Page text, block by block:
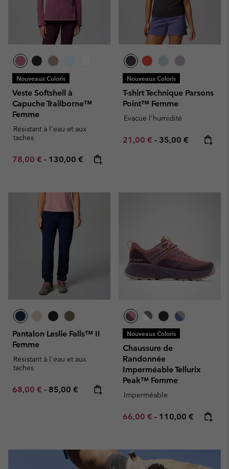
Nouveaux Coloris
Veste Softshell à
Capuche Trailborne™
Femme
Résistant à l'eau et aux
taches
Minimum sale price:
78,00 € - Maximum price:
130,00 €
Nouveaux Coloris
T-shirt Technique Parsons
Point™ Femme
Evacue l'humidité
Minimum sale price:
21,00 € - Maximum price:
35,00 €
Pantalon Leslie Falls™ II
Femme
Résistant à l'eau et aux
taches
Minimum sale price:
68,00 € - Maximum price:
85,00 €
Nouveaux Coloris
Chaussure de
Randonnée
Imperméable Tellurix
Peak™ Femme
Imperméable
Minimum sale price:
66,00 € - Maximum price:
110,00 €